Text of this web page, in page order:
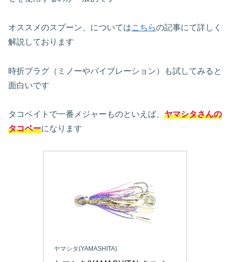
オススメのスプーン、についてはこちらの記事にて詳しく
解説しております
時折プラグ（ミノーやバイブレーション）も試してみると
面白いです
タコベイトで一番メジャーものといえば、 ヤマシタさんの
タコベーになります
ヤマシタ(YAMASHITA)